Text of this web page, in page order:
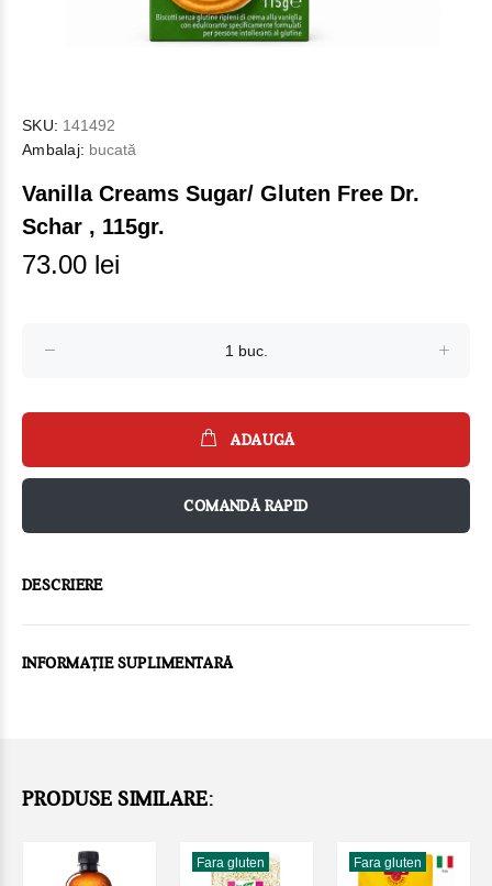
SKU: 141492
Ambalaj: bucată
Vanilla Creams Sugar/ Gluten Free Dr.
Schar , 115gr.
73.00 lei
ADAUGĂ
COMANDĂ RAPID
DESCRIERE
INFORMAȚIE SUPLIMENTARĂ
PRODUSE SIMILARE:
Fara gluten Fara gluten